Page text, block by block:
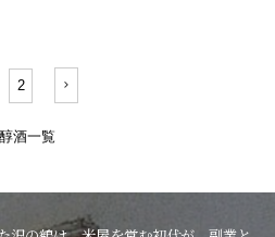
2
醇酒一覧